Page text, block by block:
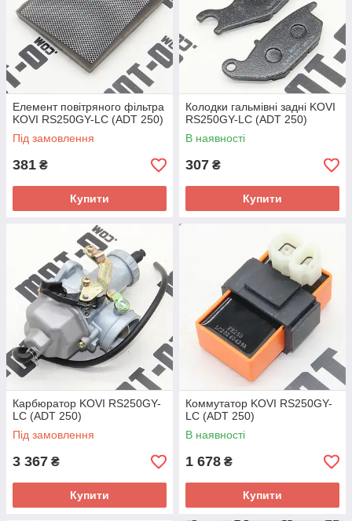
Елемент повітряного фільтра
KOVI RS250GY-LC (ADT 250)
Під замовлення
381 ₴
Купити
Колодки гальмівні задні KOVI
RS250GY-LC (ADT 250)
В наявності
307 ₴
Купити
Карбюратор KOVI RS250GY-
LC (ADT 250)
Під замовлення
3 367 ₴
Купити
Коммутатор KOVI RS250GY-
LC (ADT 250)
В наявності
1 678 ₴
Купити